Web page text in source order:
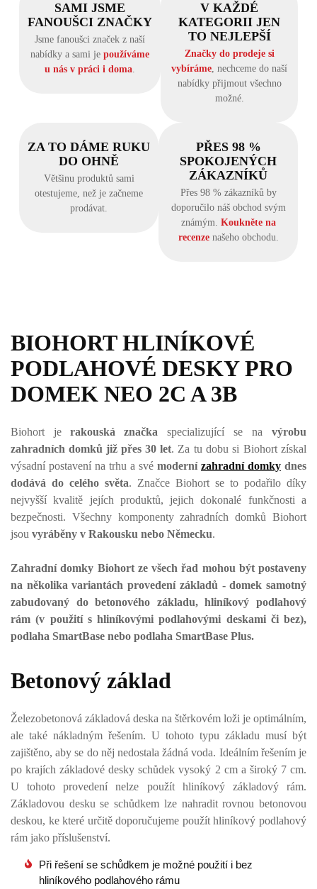
SAMI JSME
FANOUŠCI ZNAČKY
Jsme fanoušci značek z naší
nabídky a sami je používáme
u nás v práci i doma.
V KAŽDÉ
KATEGORII JEN
TO NEJLEPŠÍ
Značky do prodeje si
vybíráme, nechceme do naší
nabídky přijmout všechno
možné.
ZA TO DÁME RUKU
DO OHNĚ
Většinu produktů sami
otestujeme, než je začneme
prodávat.
PŘES 98 %
SPOKOJENÝCH
ZÁKAZNÍKŮ
Přes 98 % zákazníků by
doporučilo náš obchod svým
známým. Koukněte na
recenzenašeho obchodu.
BIOHORT HLINÍKOVÉ
PODLAHOVÉ DESKY PRO
DOMEK NEO 2C A 3B
Biohort je rakouská značka specializující se na výrobu
zahradních domků již přes 30 let. Za tu dobu si Biohort získal
výsadní postavení na trhu a své moderní zahradní domky dnes
dodává do celého světa. Značce Biohort se to podařilo díky
nejvyšší kvalitě jejích produktů, jejich dokonalé funkčnosti a
bezpečnosti. Všechny komponenty zahradních domků Biohort
jsou vyráběny v Rakousku nebo Německu.
Zahradní domky Biohort ze všech řad mohou být postaveny
na několika variantách provedení základů - domek samotný
zabudovaný do betonového základu, hliníkový podlahový
rám (v použití s hliníkovými podlahovými deskami či bez),
podlaha SmartBase nebo podlaha SmartBase Plus.
Betonový základ
Železobetonová základová deska na štěrkovém loži je optimálním,
ale také nákladným řešením. U tohoto typu základu musí být
zajištěno, aby se do něj nedostala žádná voda. Ideálním řešením je
po krajích základové desky schůdek vysoký 2 cm a široký 7 cm.
U tohoto provedení nelze použít hliníkový základový rám.
Základovou desku se schůdkem lze nahradit rovnou betonovou
deskou, ke které určitě doporučujeme použít hliníkový podlahový
rám jako příslušenství.
Při řešení se schůdkem je možné použití i bez
hliníkového podlahového rámu